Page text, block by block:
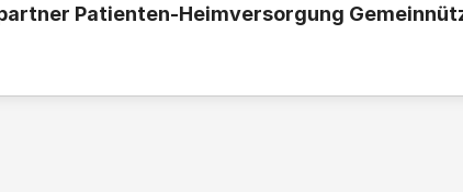
Patienten-Heimversorgung